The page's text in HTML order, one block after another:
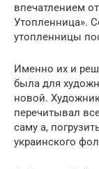
впечатлением
Утопленница».
утопленницы
Именно их и
была для
новой.
перечитывал
саму а,
украинского